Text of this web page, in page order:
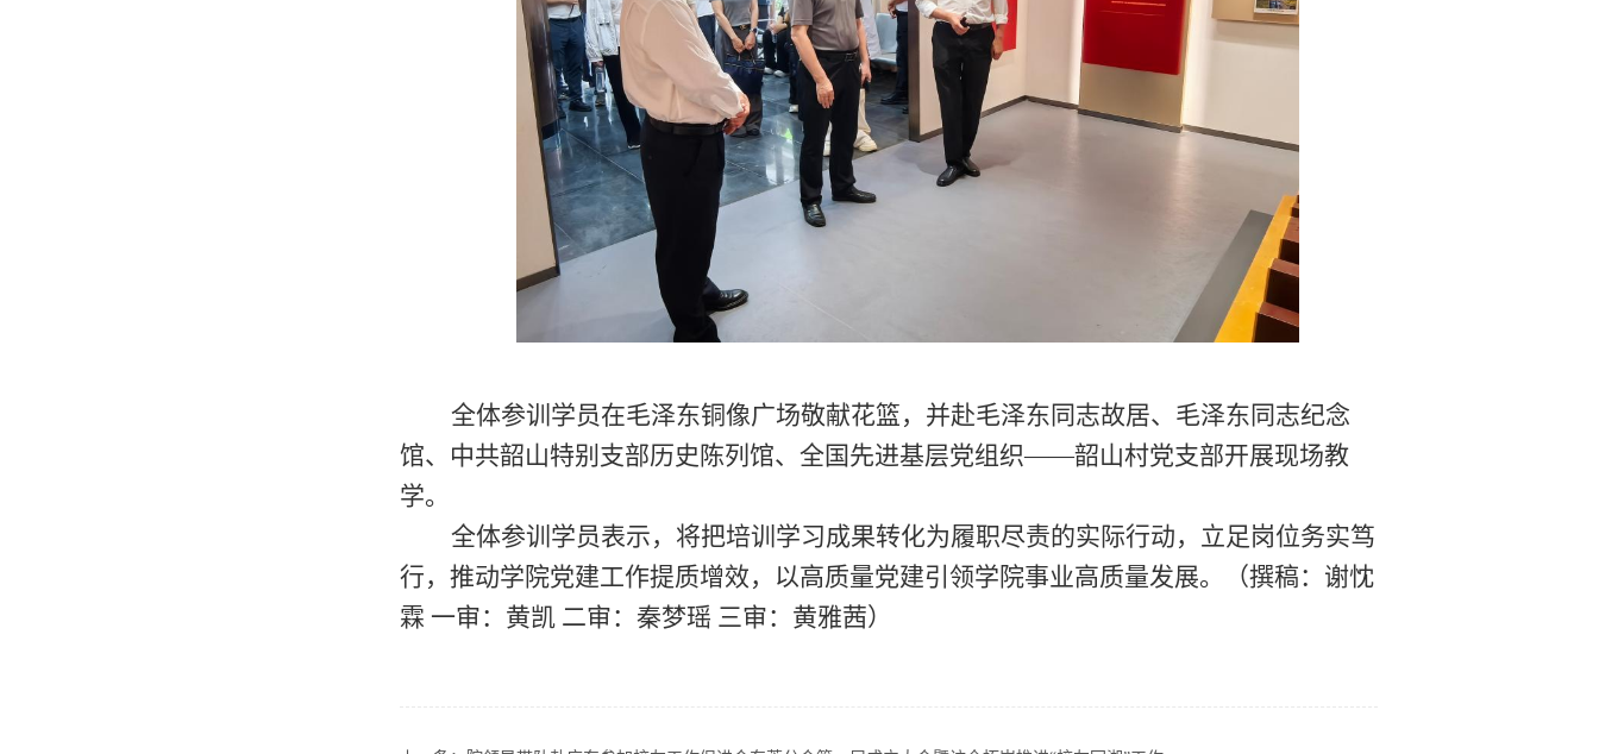
全体参训学员在毛泽东铜像广场敬献花篮，并赴毛泽东同志故居、毛泽东同志纪念
馆、中共韶山特别支部历史陈列馆、全国先进基层党组织——韶山村党支部开展现场教
学。
全体参训学员表示，将把培训学习成果转化为履职尽责的实际行动，立足岗位务实笃
行，推动学院党建工作提质增效，以高质量党建引领学院事业高质量发展。
（撰稿：谢忱
霖 一审：黄凯 二审：秦梦瑶 三审：黄雅茜）